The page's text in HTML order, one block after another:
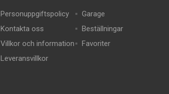
Personuppgiftspolicy
Kontakta oss
Villkor och information
Leveransvillkor
Garage
Beställningar
Favoriter